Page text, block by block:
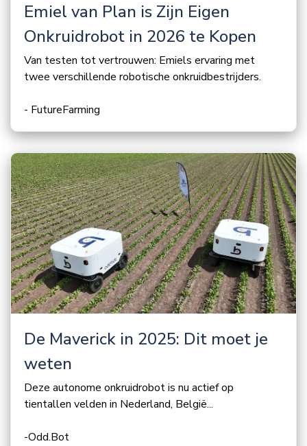
Emiel van Plan is Zijn Eigen
Onkruidrobot in 2026 te Kopen
Van testen tot vertrouwen: Emiels ervaring met
twee verschillende robotische onkruidbestrijders.
- FutureFarming
De Maverick in 2025: Dit moet je
weten
Deze autonome onkruidrobot is nu actief op
tientallen velden in Nederland, België...
-Odd.Bot